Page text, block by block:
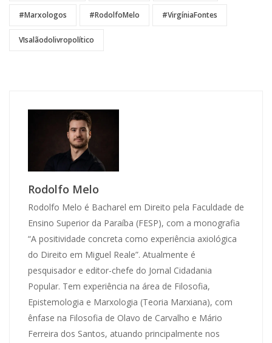
#marxologos #RodolfoMelo #VirgíniaFontes
VIsalãodolivropolítico
Rodolfo Melo
Rodolfo Melo é Bacharel em Direito pela Faculdade de
Ensino Superior da Paraíba (FESP), com a monografia
“A positividade concreta como experiência axiológica
do Direito em Miguel Reale”. Atualmente é
pesquisador e editor-chefe do Jornal Cidadania
Popular. Tem experiência na área de Filosofia,
Epistemologia e Marxologia (Teoria Marxiana), com
ênfase na Filosofia de Olavo de Carvalho e Mário
Ferreira dos Santos, atuando principalmente nos